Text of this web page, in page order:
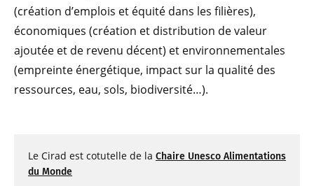
Le Cirad est cotutelle de la Chaire Unesco Alimentations
du Monde
(création d’emplois et équité dans les filières),
économiques (création et distribution de valeur
ajoutée et de revenu décent) et environnementales
(empreinte énergétique, impact sur la qualité des
ressources, eau, sols, biodiversité…).